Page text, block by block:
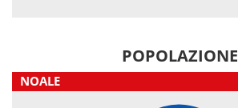
POPOLAZIONE
NOALE